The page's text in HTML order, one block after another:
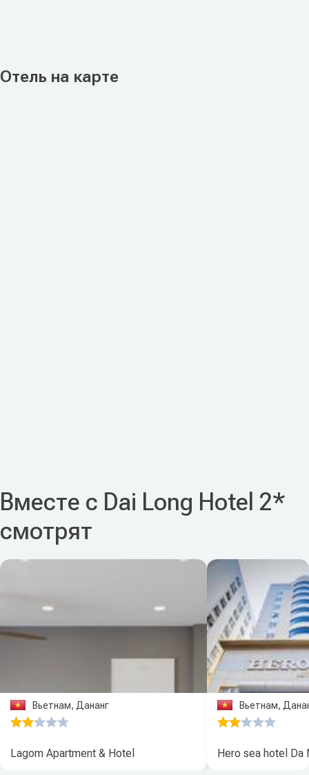
Отель на карте
Вместе с Dai Long Hotel 2*
смотрят
Вьетнам, Дананг
Lagom Apartment & Hotel
Вьетнам,
Hero sea hotel Da